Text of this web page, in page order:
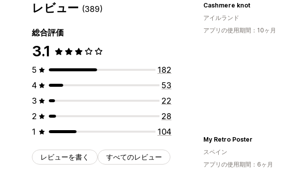
レビュー (389)
総合評価
3.1
5
182
4
53
3
22
2
28
1
104
レビューを書く すべてのレビュー
Cashmere knot
アイルランド
アプリの使用期間：10ヶ月
My Retro Poster
スペイン
アプリの使用期間：6ヶ月